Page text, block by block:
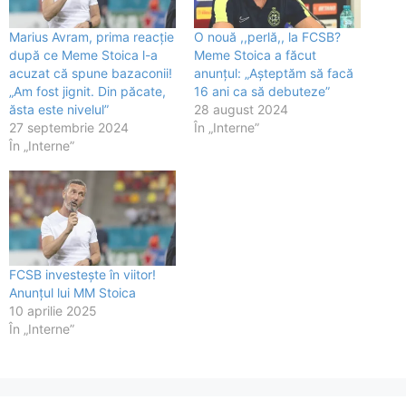
Marius Avram, prima reacție
după ce Meme Stoica l-a
acuzat că spune bazaconii!
„Am fost jignit. Din păcate,
ăsta este nivelul”
27 septembrie 2024
În „Interne”
O nouă ,,perlă,, la FCSB?
Meme Stoica a făcut
anunțul: „Așteptăm să facă
16 ani ca să debuteze”
28 august 2024
În „Interne”
FCSB investește în viitor!
Anunțul lui MM Stoica
10 aprilie 2025
În „Interne”